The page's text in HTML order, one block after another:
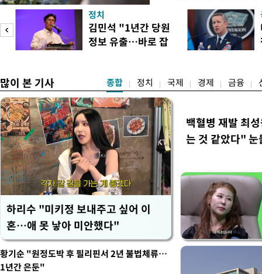
치하려는 수요가 점차 불
으로 은행권 수신상품 금리
금으로 빠르게 몰리는 모습
민·신한·하나·우리·NH농
정치
김민석 "1년간 당원
정보 유출…바로 잡
많이 본 기사 종합 정치 국제 경제 금융
하리수 "미키정 보내주고 싶어 이
혼…애 못 낳아 미안했다"
백혈병 재발 최
는 것 같았다" 눈
황기순 "원정도박 후 필리핀서 2년 불법체류…
1년간 은둔"